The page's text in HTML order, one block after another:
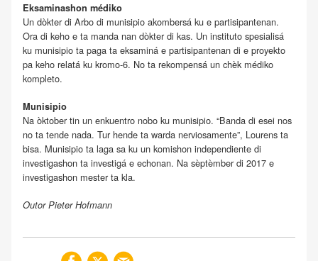
Eksaminashon médiko
Un dòkter di Arbo di munisipio akombersá ku e partisipantenan.
Ora di keho e ta manda nan dòkter di kas. Un instituto spesialisá
ku munisipio ta paga ta eksaminá e partisipantenan di e proyekto
pa keho relatá ku kromo-6. No ta rekompensá un chèk médiko
kompleto.
Munisipio
Na òktober tin un enkuentro nobo ku munisipio. “Banda di esei nos
no ta tende nada. Tur hende ta warda nerviosamente”, Lourens ta
bisa. Munisipio ta laga sa ku un komishon independiente di
investigashon ta investigá e echonan. Na sèptèmber di 2017 e
investigashon mester ta kla.
Outor Pieter Hofmann